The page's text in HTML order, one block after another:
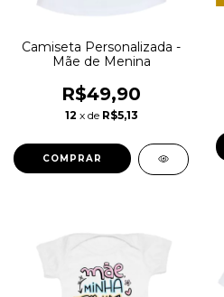
Camiseta Personalizada -
Mãe de Menina
R$49,90
12 x de R$5,13
COMPRAR